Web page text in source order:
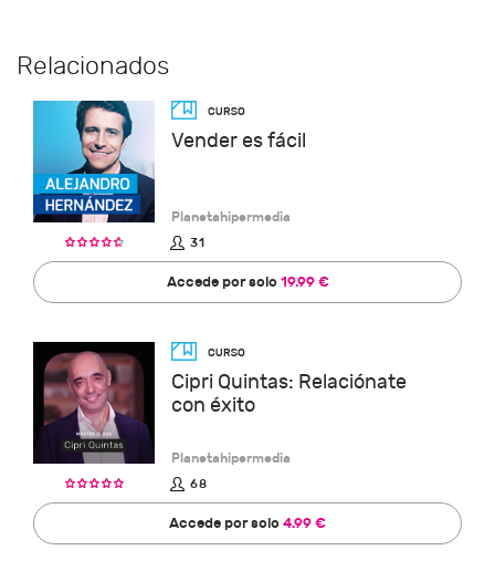
Relacionados
Vender es fácil
Planetahipermedia
31
Accede por solo19.99 €
Cipri Quintas: Relaciónate
con éxito
Planetahipermedia
68
Accede por solo4.99 €